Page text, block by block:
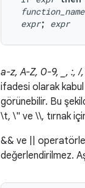
function_name
expr; expr
a-z, A-Z, 0-9, _, :, /,
ifadesi olarak kabul
görünebilir. Bu
\t, \" ve \\, tırnak
&& ve ||
değerlendirilmez.